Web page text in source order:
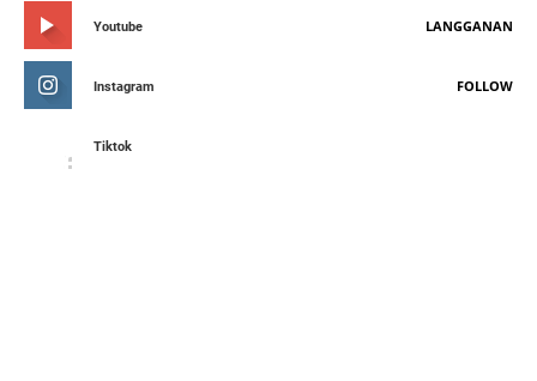
Youtube LANGGANAN
Instagram FOLLOW
Tiktok